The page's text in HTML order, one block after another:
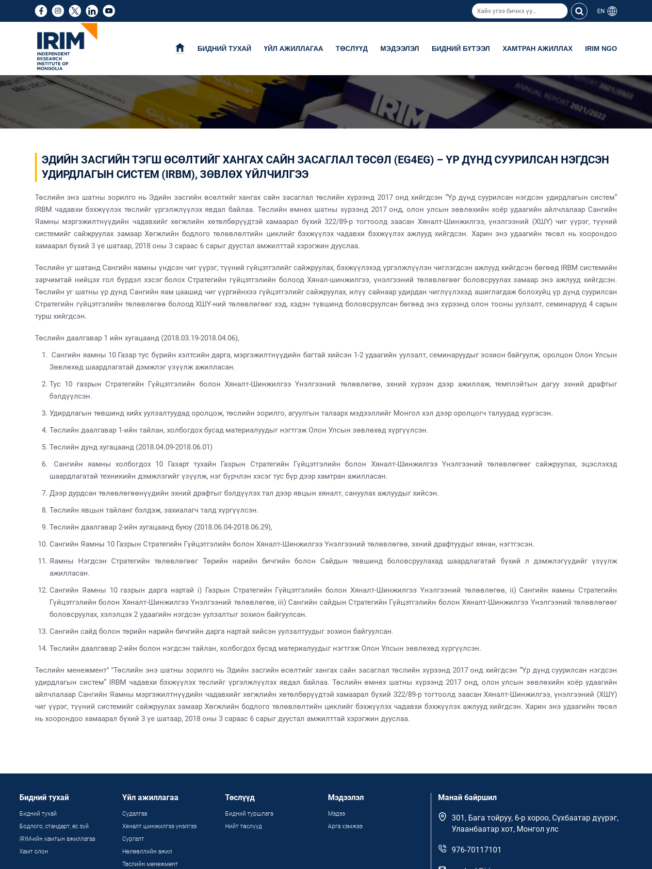
EN
БИДНИЙ ТУХАЙ ҮЙЛ АЖИЛЛАГАА ТӨСЛҮҮД МЭДЭЭЛЭЛ БИДНИЙ БҮТЭЭЛ ХАМТРАН АЖИЛЛАХ IRIM NGO
ЭДИЙН ЗАСГИЙН ТЭГШ ӨСӨЛТИЙГ ХАНГАХ САЙН ЗАСАГЛАЛ ТӨСӨЛ (EG4EG) – ҮР ДҮНД СУУРИЛСАН НЭГДСЭН
УДИРДЛАГЫН СИСТЕМ (IRBM), ЗӨВЛӨХ ҮЙЛЧИЛГЭЭ
Төслийн энэ шатны зорилго нь Эдийн засгийн өсөлтийг хангах сайн засаглал төслийн хүрээнд 2017 онд хийгдсэн “Үр дүнд суурилсан нэгдсэн удирдлагын систем”
IRBM чадавхи бэхжүүлэх төслийг үргэлжлүүлэх явдал байлаа. Төслийн өмнөх шатны хүрээнд 2017 онд, олон улсын зөвлөхийн хоёр удаагийн айлчлалаар Сангийн
Яамны мэргэжилтнүүдийн чадавхийг хөгжлийн хөтөлбөрүүдтэй хамаарал бүхий 322/89-р тогтоолд заасан Хяналт-Шинжилгээ, үнэлгээний (ХШҮ) чиг үүрэг, түүний
системийг сайжруулах замаар Хөгжлийн бодлого төлөвлөлтийн циклийг бэхжүүлэх чадавхи бэхжүүлэх ажлууд хийгдсэн. Харин энэ удаагийн төсөл нь хоорондоо
хамаарал бүхий 3 үе шатаар, 2018 оны 3 сараас 6 сарыг дуустал амжилттай хэрэгжин дууслаа.
Төслийн уг шатанд Сангийн яамны үндсэн чиг үүрэг, түүний гүйцэтгэлийг сайжруулах, бэхжүүлэхэд үргэлжлүүлэн чиглэгдсэн ажлууд хийгдсэн бөгөөд IRBM системийн
зарчимтай нийцэх гол бүрдэл хэсэг болох Стратегийн гүйцэтгэлийн болоод Хянал-шинжилгээ, үнэлгээний төлөвлөгөөг боловсруулах замаар энэ ажлууд хийгдсэн.
Төслийн уг шатны үр дүнд Сангийн яам цаашид чиг үүргийнхээ гүйцэтгэлийг сайжруулах, илүү сайнаар удирдан чиглүүлэхэд ашиглагдаж болохуйц үр дүнд суурилсан
Стратегийн гүйцэтгэлийн төлөвлөгөө болоод ХШҮ-ний төлөвлөгөөг хэд, хэдэн түвшинд боловсруулсан бөгөөд энэ хүрээнд олон тооны уулзалт, семинарууд 4 сарын
турш хийгдсэн.
Төслийн даалгавар 1 ийн хугацаанд (2018.03.19-2018.04.06),
Сангийн яамны 10 Газар тус бүрийн хэлтсийн дарга, мэргэжилтнүүдийн багтай хийсэн 1-2 удаагийн уулзалт, семинаруудыг зохион байгуулж, оролцон Олон Улсын
Зөвлөхөд шаардлагатай дэмжлэг үзүүлж ажилласан.
Тус 10 газрын Стратегийн Гүйцэтгэлийн болон Хяналт-Шинжилгээ Үнэлгээний төлөвлөгөө, эхний хүрээн дээр ажиллаж, темплэйтын дагуу эхний драфтыг
бэлдүүлсэн.
Удирдлагын төвшинд хийх уулзалтуудад оролцож, төслийн зорилго, агуулгын талаарх мэдээллийг Монгол хэл дээр оролцогч талуудад хүргэсэн.
Төслийн даалгавар 1-ийн тайлан, холбогдох бусад материалуудыг нэгтгэж Олон Улсын зөвлөхөд хүргүүлсэн.
Төслийн дунд хугацаанд (2018.04.09-2018.06.01)
Сангийн яамны холбогдох 10 Газарт тухайн Газрын Стратегийн Гүйцэтгэлийн болон Хяналт-Шинжилгээ Үнэлгээний төлөвлөгөөг сайжруулах, эцэслэхэд
шаардлагатай техникийн дэмжлэгийг үзүүлж, нэг бүрчлэн хэсэг тус бүр дээр хамтран ажилласан.
Дээр дурдсан төлөвлөгөөнүүдийн эхний драфтыг бэлдүүлэх тал дээр явцын хяналт, сануулах ажлуудыг хийсэн.
Төслийн явцын тайланг бэлдэж, захиалагч талд хүргүүлсэн.
Төслийн даалгавар 2-ийн хугацаанд буюу (2018.06.04-2018.06.29),
Сангийн Яамны 10 Газрын Стратегийн Гүйцэтгэлийн болон Хяналт-Шинжилгээ Үнэлгээний төлөвлөгөө, эхний драфтуудыг хянан, нэгтгэсэн.
Яамны Нэгдсэн Стратегийн төлөвлөгөөг Төрийн нарийн бичгийн болон Сайдын төвшинд боловсруулахад шаардлагатай бүхий л дэмжлэгүүдийг үзүүлж
ажилласан.
Сангийн Яамны 10 газрын дарга нартай i) Газрын Стратегийн Гүйцэтгэлийн болон Хяналт-Шинжилгээ Үнэлгээний төлөвлөгөө, ii) Сангийн яамны Стратегийн
Гүйцэтгэлийн болон Хяналт-Шинжилгээ Үнэлгээний төлөвлөгөө, iii) Сангийн сайдын Стратегийн Гүйцэтгэлийн болон Хяналт-Шинжилгээ Үнэлгээний төлөвлөгөөг
боловсруулах, хэлэлцэх 2 удаагийн нэгдсэн уулзалтыг зохион байгуулсан.
Сангийн сайд болон төрийн нарийн бичгийн дарга нартай хийсэн уулзалтуудыг зохион байгуулсан.
Төслийн даалгавар 2-ийн болон нэгдсэн тайлан, холбогдох бусад материалуудыг нэгтгэж Олон Улсын зөвлөхөд хүргүүлсэн.
Төслийн менежмент" "Төслийн энэ шатны зорилго нь Эдийн засгийн өсөлтийг хангах сайн засаглал төслийн хүрээнд 2017 онд хийгдсэн “Үр дүнд суурилсан нэгдсэн
удирдлагын систем” IRBM чадавхи бэхжүүлэх төслийг үргэлжлүүлэх явдал байлаа. Төслийн өмнөх шатны хүрээнд 2017 онд, олон улсын зөвлөхийн хоёр удаагийн
айлчлалаар Сангийн Яамны мэргэжилтнүүдийн чадавхийг хөгжлийн хөтөлбөрүүдтэй хамаарал бүхий 322/89-р тогтоолд заасан Хяналт-Шинжилгээ, үнэлгээний (ХШҮ)
чиг үүрэг, түүний системийг сайжруулах замаар Хөгжлийн бодлого төлөвлөлтийн циклийг бэхжүүлэх чадавхи бэхжүүлэх ажлууд хийгдсэн. Харин энэ удаагийн төсөл
нь хоорондоо хамаарал бүхий 3 үе шатаар, 2018 оны 3 сараас 6 сарыг дуустал амжилттай хэрэгжин дууслаа.
Бидний тухай
Бидний тухай
Бодлого, стандарт, ёс зүй
IRIM-ийн хамтын ажиллагаа
Хамт олон
Үйл ажиллагаа
Судалгаа
Хяналт шинжилгээ үнэлгээ
Сургалт
Нөлөөллийн ажил
Төслийн менежмент
Төслүүд
Бидний туршлага
Нийт төслүүд
Мэдээлэл
Мэдээ
Арга хэмжээ
Манай байршил
301, Бага тойруу, 6-р хороо, Сүхбаатар дүүрэг,
Улаанбаатар хот, Монгол улс
976-70117101